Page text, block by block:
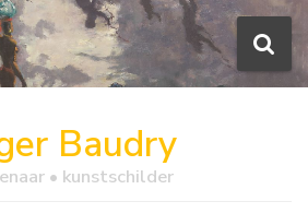
Baudry
• kunstschilder